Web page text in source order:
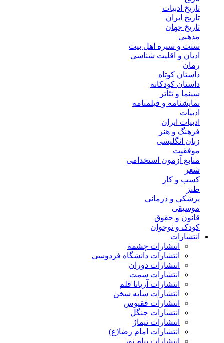
تاریخ ادبیات
تاریخ ایران
تاریخ جهان
مذهبی
سنت و سیره اهل بیت
ادیان و اقلیت شناسی
رمان
داستان کوتاه
داستان کودکانه
سینما و تئاتر
نمایشنامه و فیلمنامه
ادبیات
ادبیات ایران
فرهنگ و هنر
زبان انگلیسی
موفقیت
منابع آزمون استخدامی
شعر
کسب و کار
طنز
پزشکی و درمانی
موسیقی
قانون و حقوق
کودک و نوجوان
انتشارات
انتشارات چشمه
انتشارات دانشگاه فردوسی
انتشارات دوران
انتشارات سمت
انتشارات آریانا قلم
انتشارات سایه سخن
انتشارات ققنوس
انتشارات جنگل
انتشارات نیماژ
انتشارات امام رضا(ع)
انتشارات پیام نور